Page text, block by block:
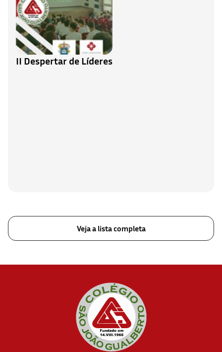
II Despertar de Líderes
Veja a lista completa